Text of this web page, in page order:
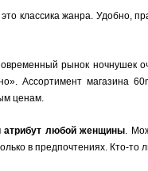
это классика жанра. Удобно,
рынок ночнушек
Ассортимент магазина
ценам.
атрибут любой женщины.
в предпочтениях. Кто-то